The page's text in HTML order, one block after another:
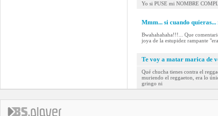
Yo si PUSE mi NOMBRE
Mmm... si cuando quieras...
Bwahahahaha!!!... Que
joya de la estupidez rampante
Te voy a matar marica de
Qué chucha tienes contra el
muriendo el reggaeton, era lo
gringo ni